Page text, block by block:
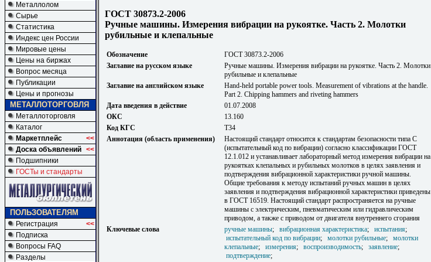
Металлолом
Сырье
Статистика
Индекс цен России
Мировые цены
Цены на биржах
Вопрос месяца
Публикации
Цены и прогнозы
МЕТАЛЛОТОРГОВЛЯ
Металлоторговля
Каталог
Маркетплейс
<<
Доска объявлений <<
Подшипники
ГОСТы и стандарты
ПОЛЬЗОВАТЕЛЯМ
Регистрация
<<
Подписка
Вопросы FAQ
Разделы
ГОСТ 30873.2-2006
Ручные машины. Измерения вибрации на рукоятке. Часть 2. Молотки
рубильные и клепальные
Обозначение
ГОСТ 30873.2-2006
Заглавие на русском языке
Ручные машины. Измерения вибрации на рукоятке. Часть 2. Молотки
рубильные и клепальные
Заглавие на английском языке
Hand-held portable power tools. Measurement of vibrations at the handlе.
Part 2. Chipping hammers and riveting hammers
Дата введения в действие
01.07.2008
ОКС
13.160
Код КГС
Т34
Аннотация (область применения)
Настоящий стандарт относится к стандартам безопасности типа С
(испытательный код по вибрации) согласно классификации ГОСТ
12.1.012 и устанавливает лабораторный метод измерения вибрации на
рукоятках клепальных и рубильных молотков в целях заявления и
подтверждения вибрационной характеристики ручной машины.
Общие требования к методу испытаний ручных машин в целях
заявления и подтверждения вибрационной характеристики приведены
в ГОСТ 16519. Настоящий стандарт распространяется на ручные
машины с электрическим, пневматическим или гидравлическим
приводом, а также с приводом от двигателя внутреннего сгорания
Ключевые слова
ручные машины; вибрационная характеристика; испытания;
испытательный код по вибрации; молотки рубильные; молотки
клепальные; измерения; воспроизводимость; заявление;
подтверждение;